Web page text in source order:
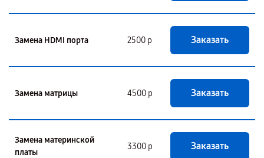
Замена HDMI порта 2500 р Заказать
Замена матрицы 4500 р Заказать
Замена материнской
платы
3300 р Заказать